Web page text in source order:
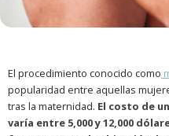
El procedimiento conocido como
popularidad entre aquellas
tras la maternidad. El costo de
varía entre 5,000 y 12,000